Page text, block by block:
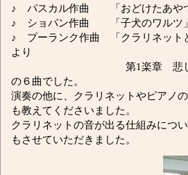
♪ パスカル作曲 「おどけたあやつ
♪ ショパン作曲 「子犬のワルツ」
♪ プーランク作曲 「クラリネット
より
第1楽章 悲しげな
の６曲でした。
演奏の他に、クラリネットやピアノ
も教えてくださいました。
クラリネットの音が出る仕組みにつ
もさせていただきました。